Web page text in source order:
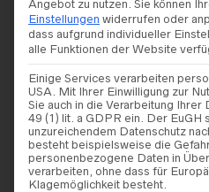
Angebot zu nutzen. Sie können
Einstellungen widerrufen oder
dass aufgrund individueller
alle Funktionen der Website
Einige Services verarbeiten
USA. Mit Ihrer Einwilligung zur
Sie auch in die Verarbeitung Ihrer
49 (1) lit. a GDPR ein. Der EuGH
unzureichendem Datenschutz
besteht beispielsweise die
personenbezogene Daten in
verarbeiten, ohne dass für
Klagemöglichkeit besteht.